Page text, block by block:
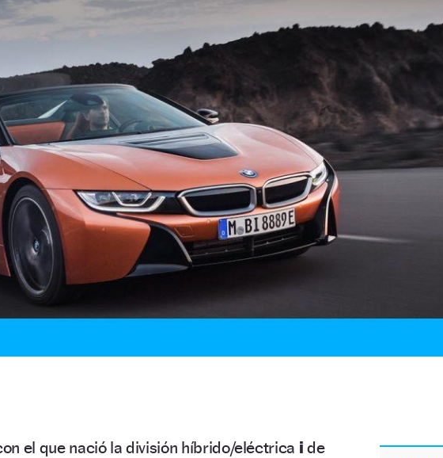
el que nació la división híbrido/eléctrica i de